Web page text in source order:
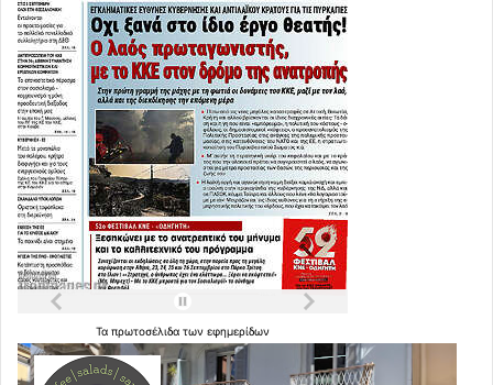
Τα πρωτοσέλιδα των εφημερίδων